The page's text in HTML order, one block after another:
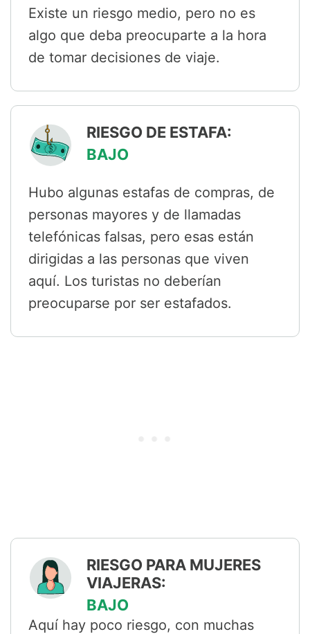
Existe un riesgo medio, pero no es
algo que deba preocuparte a la hora
de tomar decisiones de viaje.
RIESGO DE ESTAFA:
BAJO
Hubo algunas estafas de compras, de
personas mayores y de llamadas
telefónicas falsas, pero esas están
dirigidas a las personas que viven
aquí. Los turistas no deberían
preocuparse por ser estafados.
RIESGO PARA MUJERES
VIAJERAS:
BAJO
Aquí hay poco riesgo, con muchas